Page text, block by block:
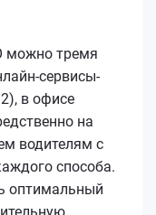
можно тремя
сервисы-
в офисе
на
водителям с
способа.
оптимальный